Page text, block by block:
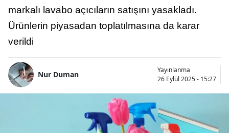
markalı lavabo açıcıların satışını yasakladı.
Ürünlerin piyasadan toplatılmasına da karar
verildi
Nur Duman
Yayınlanma
26 Eylül 2025 - 15:27